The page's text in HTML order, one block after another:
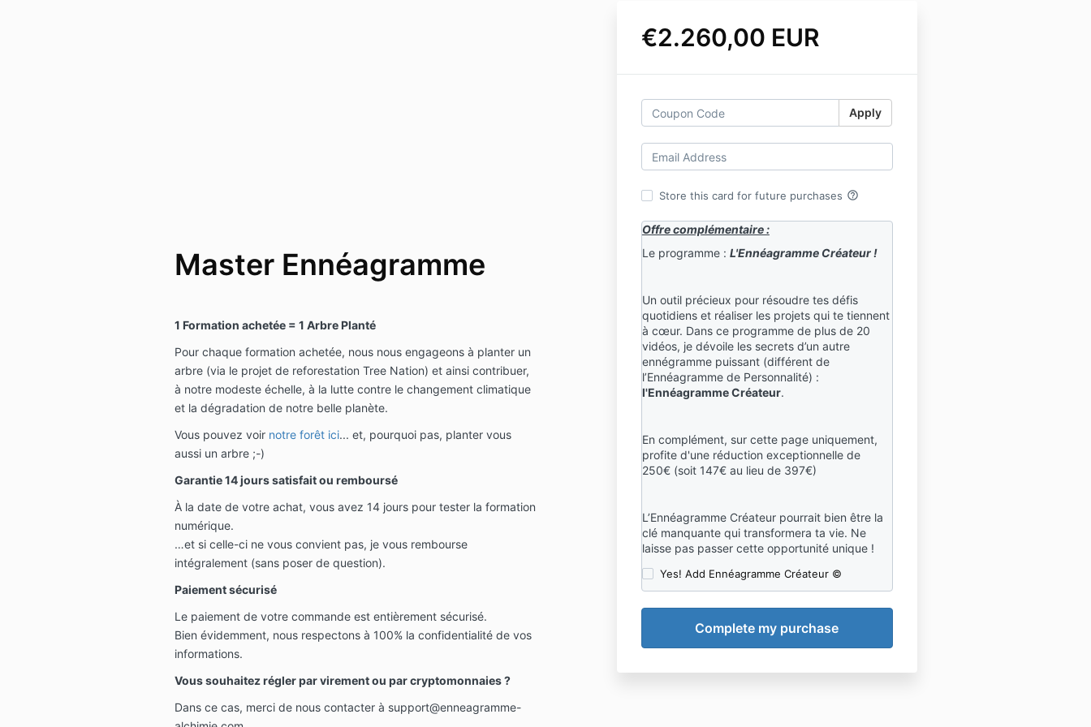
€2.260,00 EUR
Apply
Store this card for future purchases help_outline
Offre complémentaire :
Le programme : L'Ennéagramme Créateur !
Un outil précieux pour résoudre tes défis
quotidiens et réaliser les projets qui te tiennent
à cœur. Dans ce programme de plus de 20
vidéos, je dévoile les secrets d’un autre
ennégramme puissant (différent de
l’Ennéagramme de Personnalité) :
l'Ennéagramme Créateur.
En complément, sur cette page uniquement,
profite d'une réduction exceptionnelle de
250€ (soit 147€ au lieu de 397€)
L’Ennéagramme Créateur pourrait bien être la
clé manquante qui transformera ta vie. Ne
laisse pas passer cette opportunité unique !
Yes! Add Ennéagramme Créateur ©
Master Ennéagramme
1 Formation achetée = 1 Arbre Planté
Pour chaque formation achetée, nous nous engageons à planter un
arbre (via le projet de reforestation Tree Nation) et ainsi contribuer,
à notre modeste échelle, à la lutte contre le changement climatique
et la dégradation de notre belle planète.
Vous pouvez voir notre forêt ici... et, pourquoi pas, planter vous
aussi un arbre ;-)
Garantie 14 jours satisfait ou remboursé
À la date de votre achat, vous avez 14 jours pour tester la formation
numérique.
…et si celle-ci ne vous convient pas, je vous rembourse
intégralement (sans poser de question).
Paiement sécurisé
Le paiement de votre commande est entièrement sécurisé.
Bien évidemment, nous respectons à 100% la confidentialité de vos
informations.
Vous souhaitez régler par virement ou par cryptomonnaies ?
Dans ce cas, merci de nous contacter à support@enneagramme-